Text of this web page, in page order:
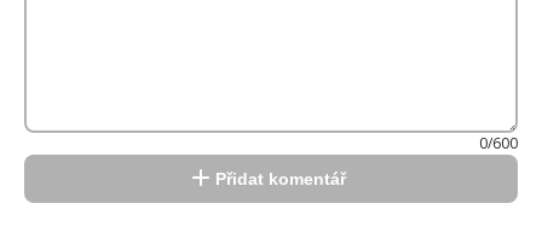
0/600
Přidat komentář